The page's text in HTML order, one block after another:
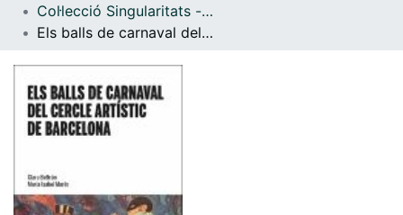
Com publicar
Col·lecció Singularitats - eBooks - (Publicacions i Edicions UB)
Els balls de carnaval del Cercle Artístic de Barcelona